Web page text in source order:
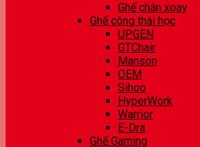
Ghế chân xoay
Ghế công thái học
UPGEN
GTChair
Manson
OEM
Sihoo
HyperWork
Warrior
E-Dra
Ghế Gaming